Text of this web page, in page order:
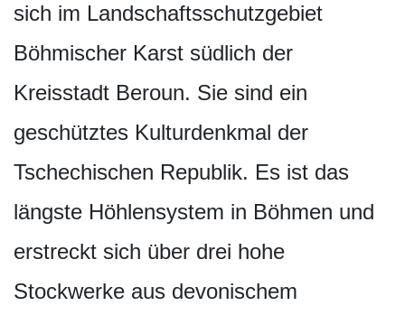
sich im Landschaftsschut­zgebiet
Böhmischer Karst südlich der
Kreisstadt Beroun. Sie sind ein
geschütztes Kulturdenkmal der
Tschechischen Republik. Es ist das
längste Höhlensystem in Böhmen und
erstreckt sich über drei hohe
Stockwerke aus devonischem